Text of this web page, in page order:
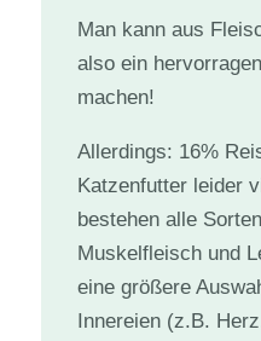
Man kann aus
also ein
machen!
Allerdings: 16%
Katzenfutter leider
bestehen alle
Muskelfleisch und
eine größere
Innereien (z.B.